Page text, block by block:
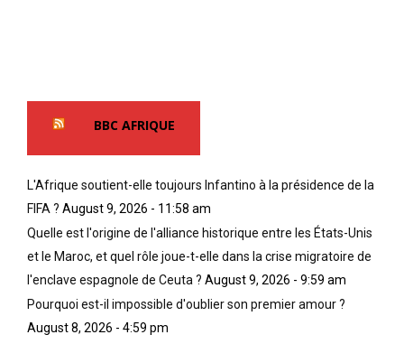
BBC AFRIQUE
L'Afrique soutient-elle toujours Infantino à la présidence de la
FIFA ? August 9, 2026 - 11:58 am
Quelle est l'origine de l'alliance historique entre les États-Unis
et le Maroc, et quel rôle joue-t-elle dans la crise migratoire de
l'enclave espagnole de Ceuta ? August 9, 2026 - 9:59 am
Pourquoi est-il impossible d'oublier son premier amour ?
August 8, 2026 - 4:59 pm